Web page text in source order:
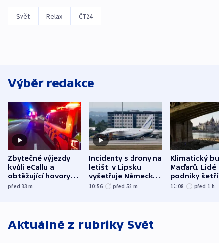
Svět Relax ČT24
Výběr redakce
Zbytečné výjezdy
kvůli eCallu a
obtěžující hovory
zdržují záchranáře
před 33m
Incidenty s drony na
letišti v Lipsku
vyšetřuje Německo
jako úmyslný pokus
10:56 před 58 m
Klimatický
Maďarů. Lidé
podniky
omezuje se
12:08 před 1 h
Aktuálně z rubriky Svět